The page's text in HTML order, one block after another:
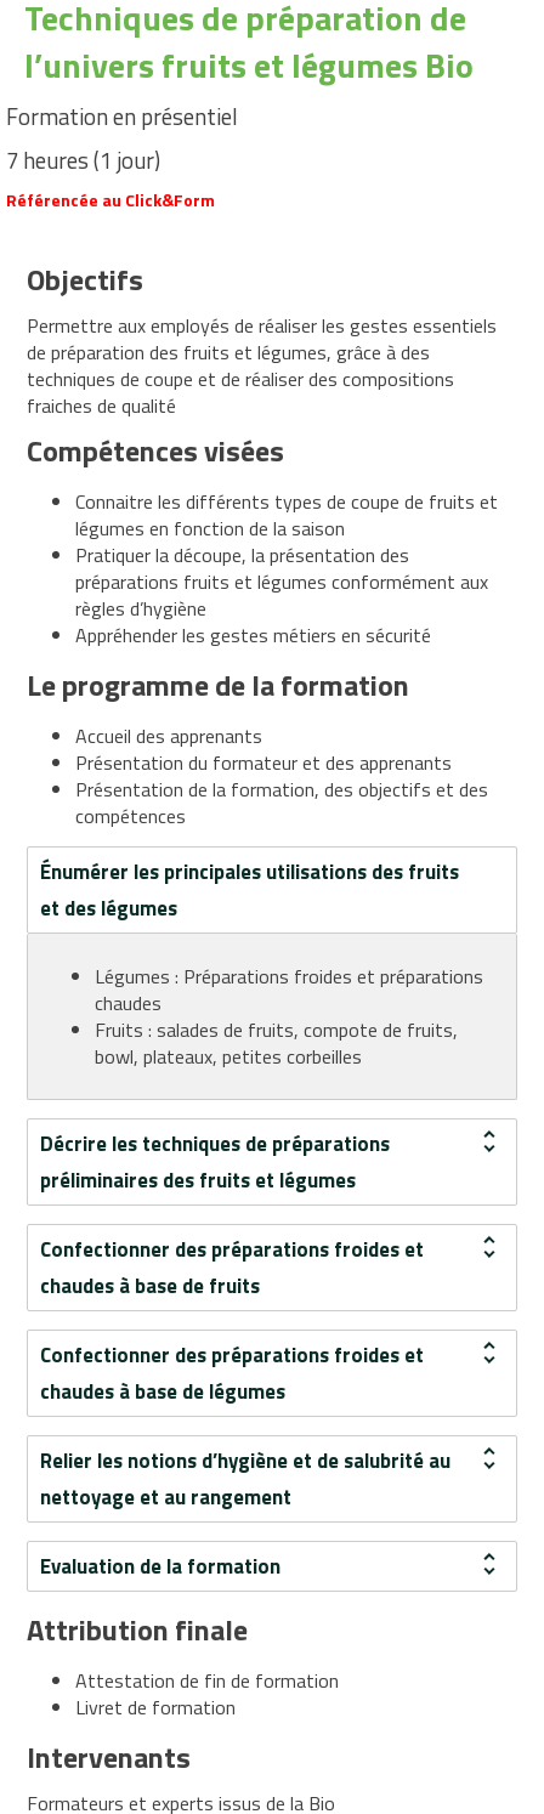
Catalogue
formations
Formations
Management
Humaines
Formations
Obligatoires
Hygiène
Santé
Formations
Développement
Sécurité
Formations
Rayons
magasins
Compléments
alimentaires
Epicerie
Naturopathie
céréales
Produits
issus
Rayons
spécialisés
Service
arrière
Téléchargez
catalogue
Prise
charge
Click&Form
l’Opcommerce
Techniques de préparation de
l’univers fruits et légumes Bio
Formation en présentiel
7 heures (1 jour)
Référencée au Click&Form
Objectifs
Permettre aux employés de réaliser les gestes essentiels
de préparation des fruits et légumes, grâce à des
techniques de coupe et de réaliser des compositions
fraiches de qualité
Compétences visées
Connaitre les différents types de coupe de fruits et
légumes en fonction de la saison
Pratiquer la découpe, la présentation des
préparations fruits et légumes conformément aux
règles d’hygiène
Appréhender les gestes métiers en sécurité
Le programme de la formation
Accueil des apprenants
Présentation du formateur et des apprenants
Présentation de la formation, des objectifs et des
compétences
Énumérer les principales utilisations des fruits
et des légumes
Légumes : Préparations froides et préparations
chaudes
Fruits : salades de fruits, compote de fruits,
bowl, plateaux, petites corbeilles
Décrire les techniques de préparations
préliminaires des fruits et légumes
Confectionner des préparations froides et
chaudes à base de fruits
Confectionner des préparations froides et
chaudes à base de légumes
Relier les notions d’hygiène et de salubrité au
nettoyage et au rangement
Evaluation de la formation
Attribution finale
Attestation de fin de formation
Livret de formation
Intervenants
Formateurs et experts issus de la Bio